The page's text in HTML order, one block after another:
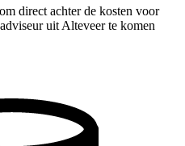
om direct achter de kosten voor
uit Alteveer te komen